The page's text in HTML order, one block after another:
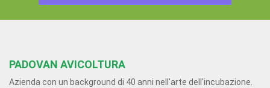
PADOVAN AVICOLTURA
Azienda con un background di 40 anni nell'arte dell'incubazione.